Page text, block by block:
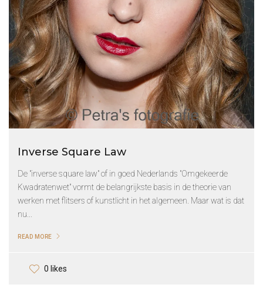
Inverse Square Law
De "inverse square law" of in goed Nederlands "Omgekeerde
Kwadratenwet" vormt de belangrijkste basis in de theorie van
werken met flitsers of kunstlicht in het algemeen. Maar wat is dat
nu...
READ MORE
0 likes